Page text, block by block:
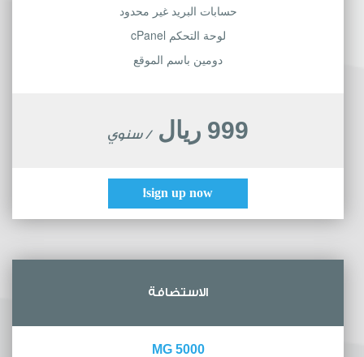
حسابات البريد غير محدود
لوحة التحكم cPanel
دومين باسم الموقع
999 ريال / سنوي
sign up now!
الاستضافة
5000 MG